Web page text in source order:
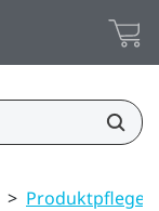
> Produktpflege